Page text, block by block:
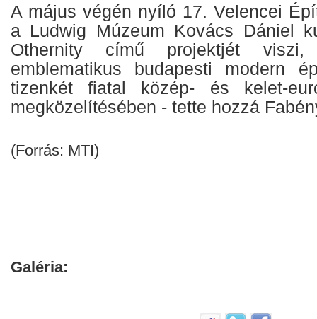
A május végén nyíló 17. Velencei
a Ludwig Múzeum Kovács Dániel
Othernity című projektjét viszi,
emblematikus budapesti modern
tizenkét fiatal közép- és kelet-
megközelítésében - tette hozzá
(Forrás: MTI)
Galéria: